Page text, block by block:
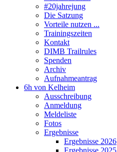
#20jahrejung
Die Satzung
Vorteile nutzen ...
Trainingszeiten
Kontakt
DIMB Trailrules
Spenden
Archiv
Aufnahmeantrag
6h von Kelheim
Ausschreibung
Anmeldung
Meldeliste
Fotos
Ergebnisse
Ergebnisse 2026
Ergebnisse 2025